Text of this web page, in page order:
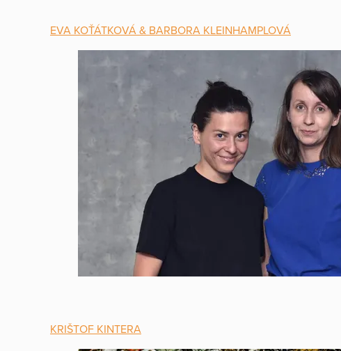
EVA KOŤÁTKOVÁ & BARBORA KLEINHAMPLOVÁ
KRIŠTOF KINTERA